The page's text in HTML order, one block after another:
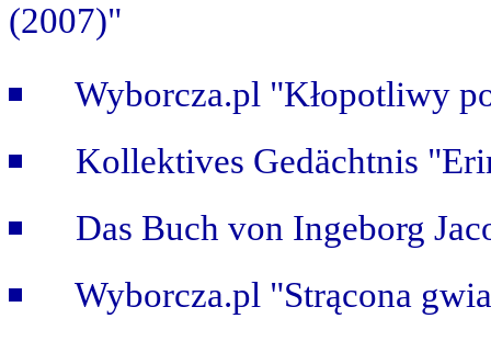
(2007)"
Wyborcza.pl "Kłopotliwy
Kollektives Gedächtnis
Das Buch von Ingeborg
Wyborcza.pl "Strącona